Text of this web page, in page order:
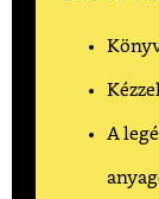
A